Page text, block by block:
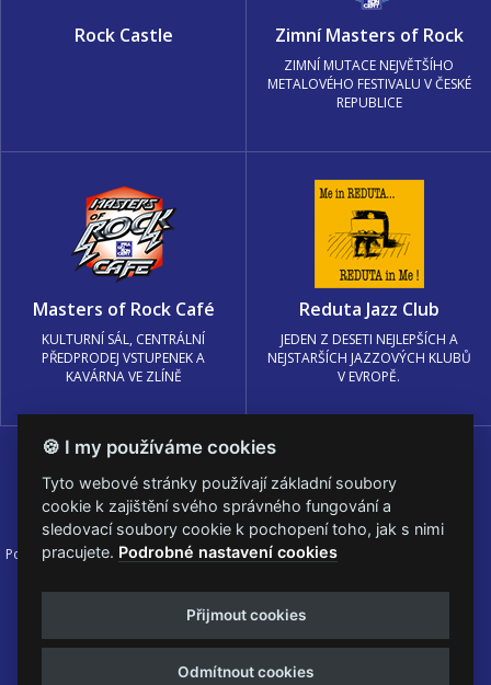
Rock Castle Zimní Masters of Rock
ZIMNÍ MUTACE NEJVĚTŠÍHO
METALOVÉHO FESTIVALU V ČESKÉ
REPUBLICE
Masters of Rock Café
KULTURNÍ SÁL, CENTRÁLNÍ
PŘEDPRODEJ VSTUPENEK A
KAVÁRNA VE ZLÍNĚ
Reduta Jazz Club
JEDEN Z DESETI NEJLEPŠÍCH A
NEJSTARŠÍCH JAZZOVÝCH KLUBŮ
V EVROPĚ.
Podmínky užití 🍪 Změnit nastavení cookies.
© PRAGOKONCERT BOHEMIA, a.s.
Web s
k metalu vytvořila creatia.tech s.r.o. a
Viktor Eyermann
🍪 I my používáme cookies
Tyto webové stránky používají základní soubory
cookie k zajištění svého správného fungování a
sledovací soubory cookie k pochopení toho, jak s nimi
pracujete. Podrobné nastavení cookies
Přijmout cookies
Odmítnout cookies